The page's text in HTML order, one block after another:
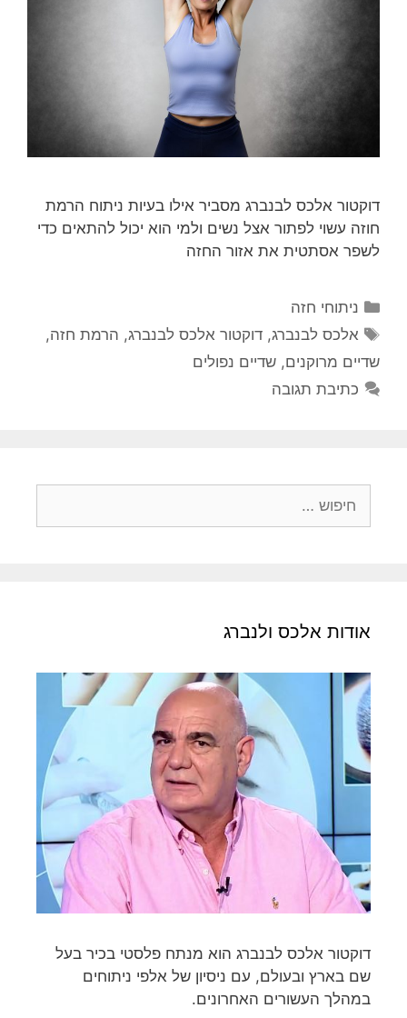
דוקטור אלכס לבנברג מסביר אילו בעיות ניתוח הרמת
חוזה עשוי לפתור אצל נשים ולמי הוא יכול להתאים כדי
לשפר אסתטית את אזור החזה
קטגוריות
ניתוחי חזה
תגיות
אלכס לבנברג,דוקטור אלכס לבנברג, הרמת חזה,
שדיים מרוקנים, שדיים נפולים
כתיבת תגובה
אודות אלכס ולנברג
דוקטור אלכס לבנברג הוא מנתח פלסטי בכיר בעל
שם בארץ ובעולם, עם ניסיון של אלפי ניתוחים
במהלך העשורים האחרונים.